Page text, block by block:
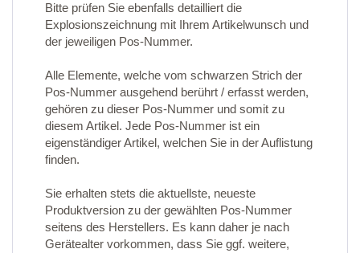
Bitte prüfen Sie ebenfalls detailliert die
Explosionszeichnung mit Ihrem Artikelwunsch und
der jeweiligen Pos-Nummer.
Alle Elemente, welche vom schwarzen Strich der
Pos-Nummer ausgehend berührt / erfasst werden,
gehören zu dieser Pos-Nummer und somit zu
diesem Artikel. Jede Pos-Nummer ist ein
eigenständiger Artikel, welchen Sie in der Auflistung
finden.
Sie erhalten stets die aktuellste, neueste
Produktversion zu der gewählten Pos-Nummer
seitens des Herstellers. Es kann daher je nach
Gerätealter vorkommen, dass Sie ggf. weitere,